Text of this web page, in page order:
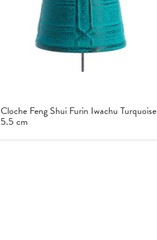
Cloche Feng Shui Furin Iwachu Turquoise
5.5 cm